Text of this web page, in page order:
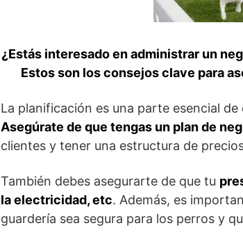
¿Estás interesado en administrar un
Estos son los consejos clave para
La planificación es una parte esencial
Asegúrate de que tengas un plan de
clientes y tener una estructura de
También debes asegurarte de que tu
la electricidad, etc. Además, es
guardería sea segura para los perros y